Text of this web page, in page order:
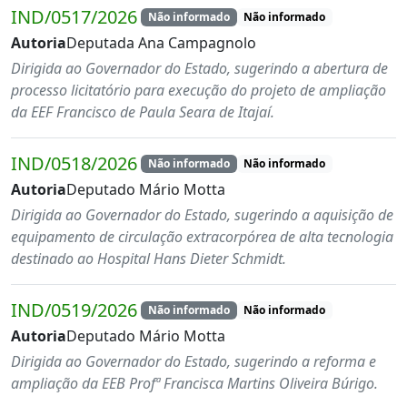
IND/0517/2026 Não informado Não informado
AutoriaDeputada Ana Campagnolo
Dirigida ao Governador do Estado, sugerindo a abertura de
processo licitatório para execução do projeto de ampliação
da EEF Francisco de Paula Seara de Itajaí.
IND/0518/2026 Não informado Não informado
AutoriaDeputado Mário Motta
Dirigida ao Governador do Estado, sugerindo a aquisição de
equipamento de circulação extracorpórea de alta tecnologia
destinado ao Hospital Hans Dieter Schmidt.
IND/0519/2026 Não informado Não informado
AutoriaDeputado Mário Motta
Dirigida ao Governador do Estado, sugerindo a reforma e
ampliação da EEB Profª Francisca Martins Oliveira Búrigo.